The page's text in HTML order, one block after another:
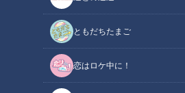
ともだちたまご
恋はロケ中に！
寄せ「春の絶品スイーツ」
この記事の画像